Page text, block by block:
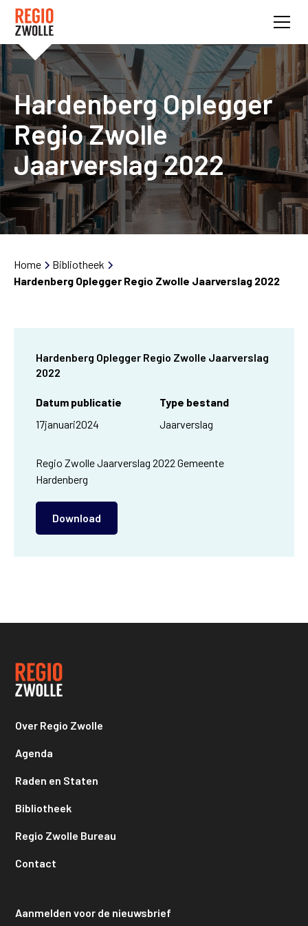
Hardenberg Oplegger
Regio Zwolle
Jaarverslag 2022
Home
Bibliotheek
Hardenberg Oplegger Regio Zwolle Jaarverslag 2022
Hardenberg Oplegger Regio Zwolle Jaarverslag
2022
Datum publicatie
17januari2024
Type bestand
Jaarverslag
Regio Zwolle Jaarverslag 2022 Gemeente
Hardenberg
Download
Over Regio Zwolle
Agenda
Raden en Staten
Bibliotheek
Regio Zwolle Bureau
Contact
Aanmelden voor de nieuwsbrief